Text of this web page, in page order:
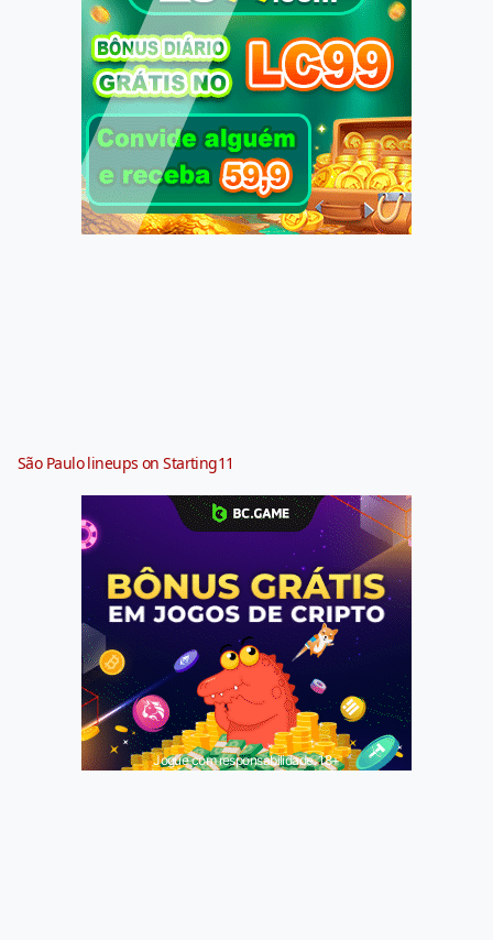
São Paulo lineups on Starting11
Jogue com responsabilidade. 18+